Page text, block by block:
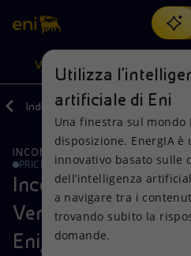
Cerca
scopri EnergIA, la nostra
artificiale.
VISIONE
Visione
Mission e valori
Persone e Partnership
Azioni
Diversificazione energetica
Tecnologie per la transizione
Prodotti
Imprese
Indietro Media Comunicati
INCONTRI E ACCORDI
PRICE SENSITIVE
Incontro tra il
Venezuela, Rafael
Eni, Paolo Scaroni
Utilizza
artificiale di Eni
Una finestra sul mondo
disposizione. EnergIA
innovativo basato sulle
dell’intelligenza
a navigare tra i
trovando subito la
domande.